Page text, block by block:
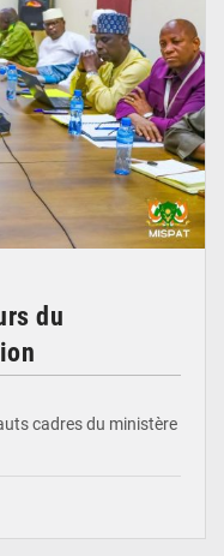
du
cadres du ministère